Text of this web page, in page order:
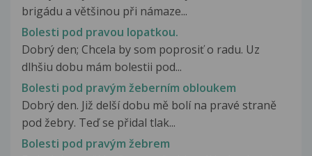
brigádu a většinou při námaze...
Bolesti pod pravou lopatkou.
Dobrý den; Chcela by som poprosiť o radu. Uz
dlhšiu dobu mám bolestii pod...
Bolesti pod pravým žeberním obloukem
Dobrý den. Již delší dobu mě bolí na pravé straně
pod žebry. Teď se přidal tlak...
Bolesti pod pravým žebrem